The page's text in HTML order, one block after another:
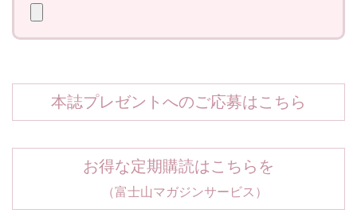
本誌プレゼントへのご応募はこちら
お得な定期購読はこちらを
（富士山マガジンサービス）